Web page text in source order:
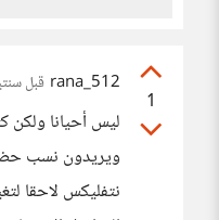
1
rana_512 قبل
ليس أحيانا ولكن
ويريدون نسب
نتفليكس لاحقا